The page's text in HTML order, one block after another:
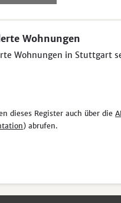
Wohnungen
Wohnungen in Stuttgart
dieses Register auch über die
) abrufen.